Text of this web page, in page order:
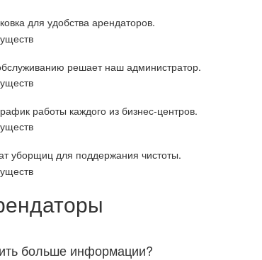
для удобства арендаторов.
решает наш администратор.
работы каждого из бизнес-центров.
уборщиц для поддержания чистоты.
больше информации?